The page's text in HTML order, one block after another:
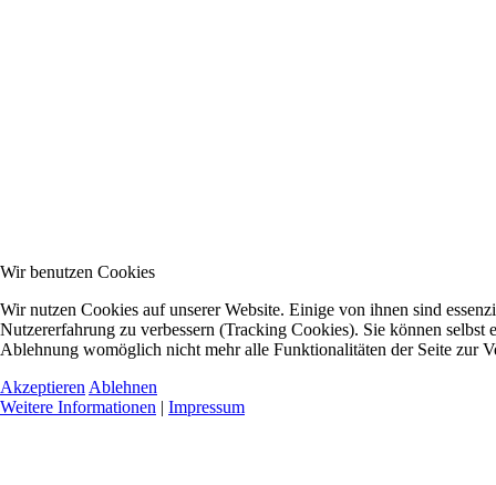
Wir benutzen Cookies
Wir nutzen Cookies auf unserer Website. Einige von ihnen sind
Nutzererfahrung zu verbessern (Tracking Cookies). Sie können selbst
Ablehnung womöglich nicht mehr alle Funktionalitäten der Seite zur
Akzeptieren Ablehnen
Weitere Informationen | Impressum